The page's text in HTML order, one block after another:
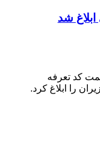
شد
کد تعرفه
را ابلاغ کرد.